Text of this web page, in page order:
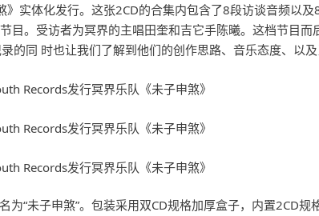
实体化发行。这张2CD的合集内包含了8段访谈音频以
目。受访者为冥界的主唱田奎和吉它手陈曦。这档节目
同 时也让我们了解到他们的创作思路、音乐态度、以及
“未子申煞”。包装采用双CD规格加厚盒子，内置2CD